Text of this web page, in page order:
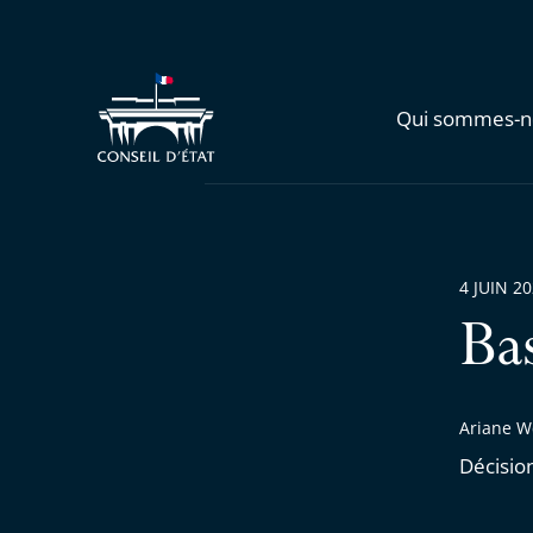
Qui sommes-
Ariane
4 JUIN